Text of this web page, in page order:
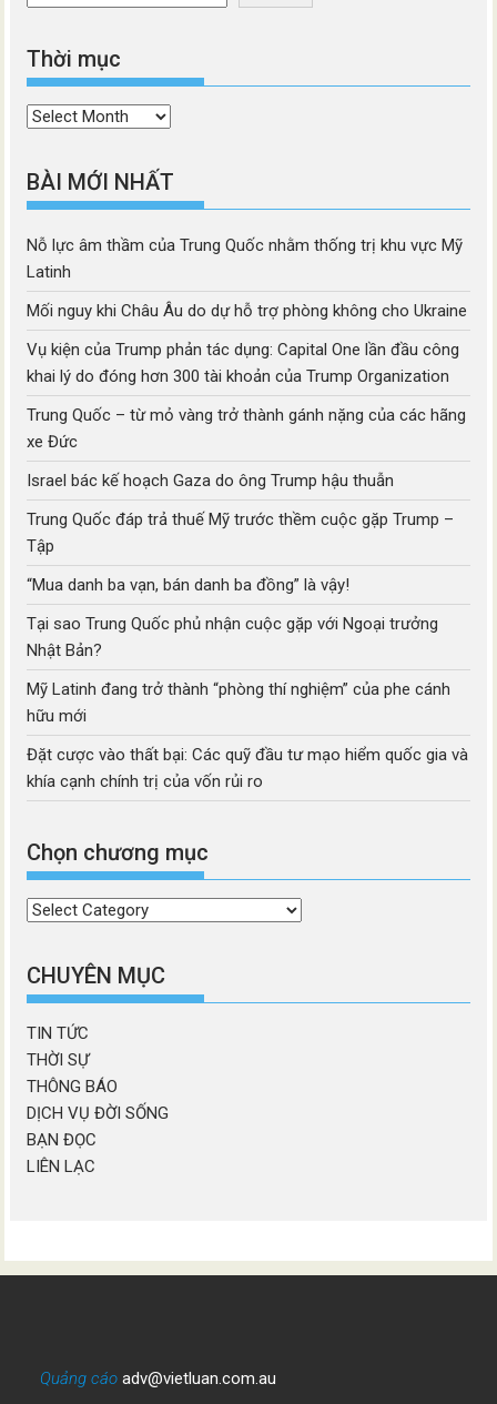
Thời mục
Thời
BÀI MỚI NHẤT
Nỗ lực âm thầm của Trung Quốc nhằm thống trị khu vực Mỹ
Latinh
Mối nguy khi Châu Âu do dự hỗ trợ phòng không cho Ukraine
Vụ kiện của Trump phản tác dụng: Capital One lần đầu công
khai lý do đóng hơn 300 tài khoản của Trump Organization
Trung Quốc – từ mỏ vàng trở thành gánh nặng của các hãng
xe Đức
Israel bác kế hoạch Gaza do ông Trump hậu thuẫn
Trung Quốc đáp trả thuế Mỹ trước thềm cuộc gặp Trump –
Tập
“Mua danh ba vạn, bán danh ba đồng” là vậy!
Tại sao Trung Quốc phủ nhận cuộc gặp với Ngoại trưởng
Nhật Bản?
Mỹ Latinh đang trở thành “phòng thí nghiệm” của phe cánh
hữu mới
Đặt cược vào thất bại: Các quỹ đầu tư mạo hiểm quốc gia và
khía cạnh chính trị của vốn rủi ro
Chọn chương mục
Chọn
mục
CHUYÊN MỤC
TIN TỨC
THỜI SỰ
THÔNG BÁO
DỊCH VỤ ĐỜI SỐNG
BẠN ĐỌC
LIÊN LẠC
Quảng cáo adv@vietluan.com.au